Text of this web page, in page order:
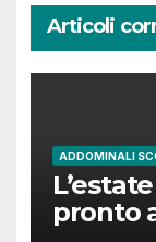
Articoli
ADDOMINALI
pronto